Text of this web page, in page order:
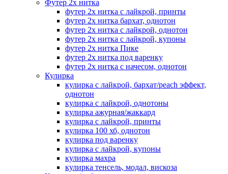
Футер 2х нитка
футер 2х нитка с лайкрой, принты
футер 2х нитка бархат, однотон
футер 2х нитка с лайкрой, однотон
футер 2х нитка с лайкрой, купоны
футер 2х нитка Пике
футер 2х нитка под варенку
футер 2х нитка с начесом, однотон
Кулирка
кулирка с лайкрой, бархат/peach эффект,
однотон
кулирка с лайкрой, однотоны
кулирка ажурная/жаккард
кулирка с лайкрой, принты
кулирка 100 хб, однотон
кулирка под варенку
кулирка с лайкрой, купоны
кулирка махра
кулирка тенсель, модал, вискоза